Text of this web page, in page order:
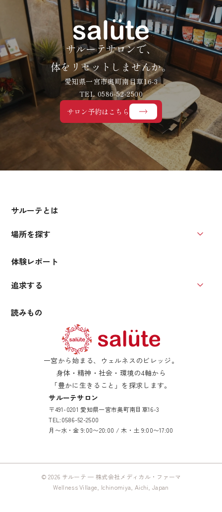
サルーテサロンで、
体をリセットしませんか。
愛知県一宮市奥町南目草16-3
TEL 0586-52-2500
サロン予約はこちら
一宮から始まる、ウェルネスのビレッジ。
身体・精神・社会・環境の4軸から
「豊かに生きること」を探求します。
サルーテサロン
〒491-0201 愛知県一宮市奥町南目草16-3
TEL:0586-52-2500
月〜水・金 9:00〜20:00 / 木・土 9:00〜17:00
サルーテとは
場所を探す
体験レポート
追求する
読みもの
© 2026 サルーテ — 株式会社メディカル・ファーマ
Wellness Village, Ichinomiya, Aichi, Japan